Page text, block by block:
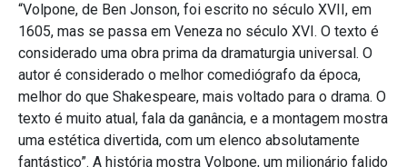
“Volpone, de Ben Jonson, foi escrito no século XVII, em
1605, mas se passa em Veneza no século XVI. O texto é
considerado uma obra prima da dramaturgia universal. O
autor é considerado o melhor comediógrafo da época,
melhor do que Shakespeare, mais voltado para o drama. O
texto é muito atual, fala da ganância, e a montagem mostra
uma estética divertida, com um elenco absolutamente
fantástico”. A história mostra Volpone, um milionário falido